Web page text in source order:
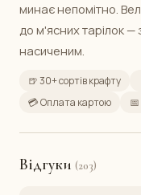
минає непомітно.
до м'ясних тарілок —
насиченим.
🍺 30+ сортів крафту
💳 Оплата картою
Відгуки (203)